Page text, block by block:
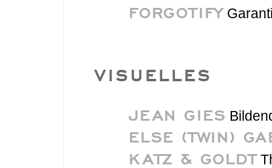
FORGOTIFY
VISUELLES
JEAN GIES
ELSE (TWIN)
KATZ & GOLDT